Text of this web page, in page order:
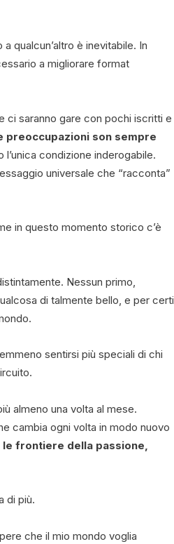
qualcun’altro è inevitabile. In
a migliorare format
ci saranno gare con pochi iscritti e
preoccupazioni son sempre
condizione inderogabile.
universale che “racconta”
in questo momento storico c’è
Nessun primo,
di talmente bello, e per certi
sentirsi più speciali di chi
almeno una volta al mese.
cambia ogni volta in modo nuovo
frontiere della passione,
di più.
che il mio mondo voglia